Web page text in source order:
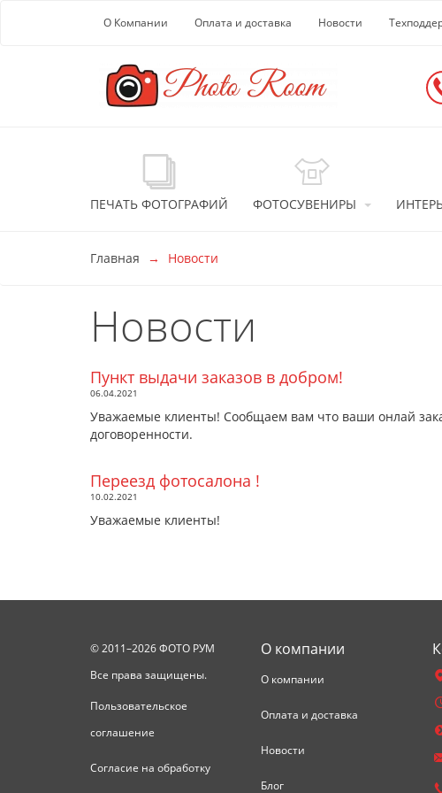
Перейти к основной информации
О Компании Оплата и доставка Новости
ПЕЧАТЬ ФОТОГРАФИЙ ФОТОСУВЕНИРЫ
Главная Новости
Новости
Пункт выдачи заказов в добром!
06.04.2021
Уважаемые клиенты! Сообщаем вам что ваши онлай
договоренности.
Переезд фотосалона !
10.02.2021
Уважаемые клиенты!
© 2011–2026 ФОТО РУМ
Все права защищены.
Пользовательское
соглашение
Согласие на обработку
О компании
О компании
Оплата и доставка
Новости
Блог